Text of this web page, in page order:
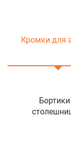
Уход
Чтобы
идеальном
Кромки для